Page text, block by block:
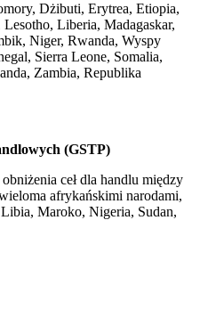
Dżibuti, Erytrea, Etiopia,
Liberia, Madagaskar,
Niger, Rwanda, Wyspy
Sierra Leone, Somalia,
Zambia, Republika
(GSTP)
ceł dla handlu między
afrykańskimi narodami,
Maroko, Nigeria, Sudan,